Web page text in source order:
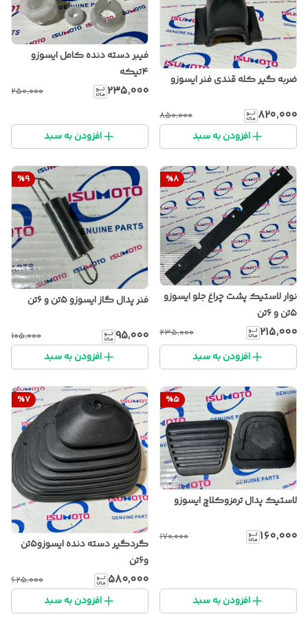
ضربه گیر کله قندی فنر ایسوزو
۸۲۰٬۰۰۰ ۸۵۰٬۰۰۰
افزودن به سبد
فیبر دسته دنده کامل ایسوزو
۴تیکه
۲۳۵٬۰۰۰ ۲۵۰٬۰۰۰
افزودن به سبد
%8
نوار لاستیک پشت چراغ جلو ایسوزو
۵تن و ۶تن
۲۱۵٬۰۰۰ ۲۳۵٬۰۰۰
افزودن به سبد
%9
فنر پدال گاز ایسوزو ۵تن و ۶تن
۹۵٬۰۰۰ ۱۰۵٬۰۰۰
افزودن به سبد
%5
لاستیک پدال ترمزوکلاچ ایسوزو
۱۶۰٬۰۰۰ ۱۷۰٬۰۰۰
افزودن به سبد
%7
گردگیر دسته دنده ایسوزو۵تن
و۶تن
۵۸۰٬۰۰۰ ۶۲۵٬۰۰۰
افزودن به سبد